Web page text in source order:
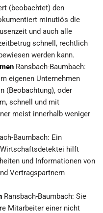
(beobachtet) den
minutiös die
und auch alle
schnell, rechtlich
werden kann.
Ransbach-Baumbach:
eigenen Unternehmen
(Beobachtung), oder
schnell und mit
meist innerhalb weniger
Baumbach: Ein
hilft
und Informationen von
Vertragspartnern
Ransbach-Baumbach: Sie
Mitarbeiter einer nicht